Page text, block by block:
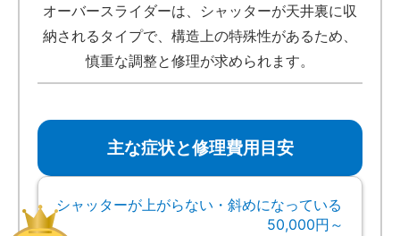
オーバースライダーは、シャッターが天井裏に収
納されるタイプで、構造上の特殊性があるため、
慎重な調整と修理が求められます。
主な症状と修理費用目安
シャッターが上がらない・斜めになっている
50,000円～